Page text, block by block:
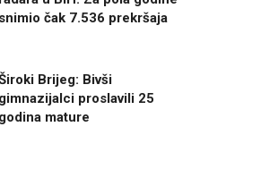
snimio čak 7.536 prekršaja
Brijeg: Bivši
gimnazijalci proslavili 25
godina mature